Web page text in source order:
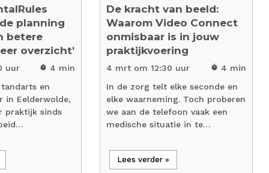
planning
betere
overzicht'
uur timer 4 min
en
in Eelderwolde,
praktijk sinds
De kracht van beeld:
Waarom Video Connect
onmisbaar is in jouw
praktijkvoering
4 mrt om 12:30 uur timer 4 min
In de zorg telt elke seconde en
elke waarneming. Toch proberen
we aan de telefoon vaak een
medische situatie in te…
Lees verder »